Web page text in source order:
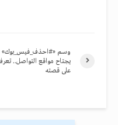
وسم «#احذف_فيس_بوك»
يجتاح مواقع التواصل..
على قصته